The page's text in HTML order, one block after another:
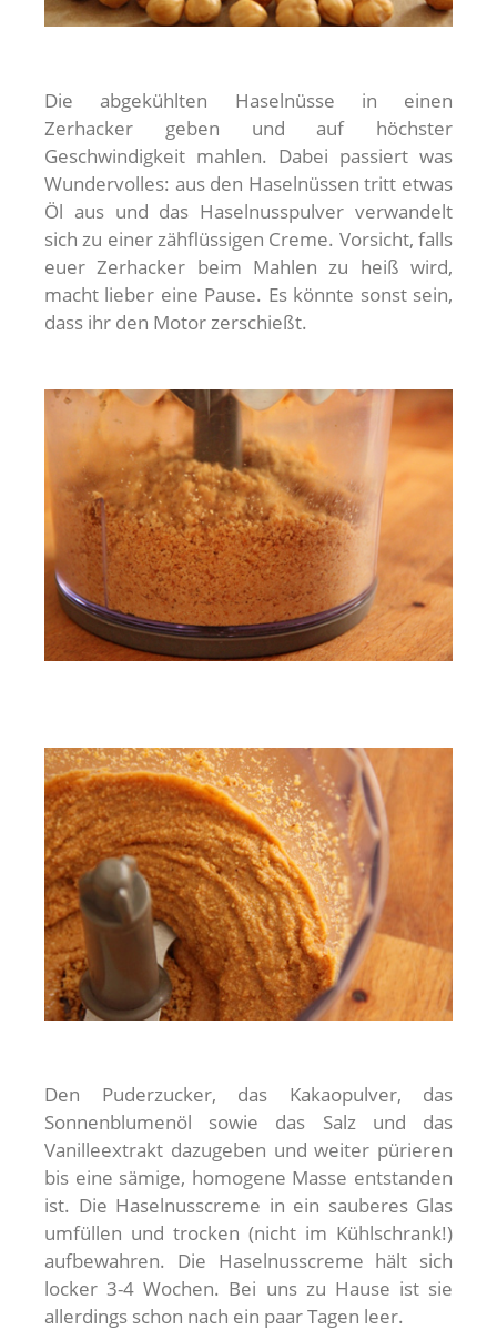
Die abgekühlten Haselnüsse in einen
Zerhacker geben und auf höchster
Geschwindigkeit mahlen. Dabei passiert was
Wundervolles: aus den Haselnüssen tritt etwas
Öl aus und das Haselnusspulver verwandelt
sich zu einer zähflüssigen Creme. Vorsicht, falls
euer Zerhacker beim Mahlen zu heiß wird,
macht lieber eine Pause. Es könnte sonst sein,
dass ihr den Motor zerschießt.
Den Puderzucker, das Kakaopulver, das
Sonnenblumenöl sowie das Salz und das
Vanilleextrakt dazugeben und weiter pürieren
bis eine sämige, homogene Masse entstanden
ist. Die Haselnusscreme in ein sauberes Glas
umfüllen und trocken (nicht im Kühlschrank!)
aufbewahren. Die Haselnusscreme hält sich
locker 3-4 Wochen. Bei uns zu Hause ist sie
allerdings schon nach ein paar Tagen leer.